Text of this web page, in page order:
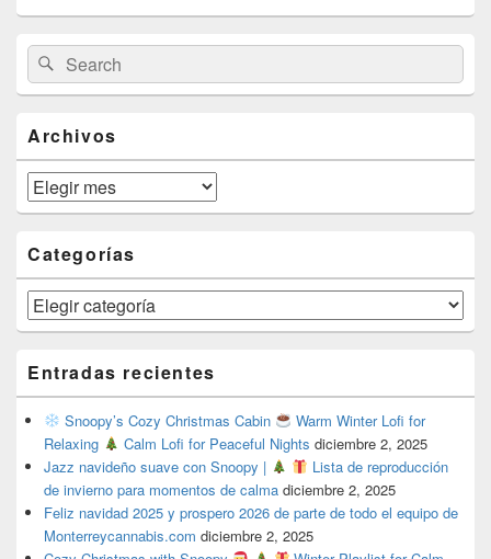
Primary
Sidebar
Widget
Area
Search
for:
Search
Archivos
Archivos
Categorías
Categorías
Entradas recientes
Snoopy’s Cozy Christmas Cabin
Warm Winter Lofi for
Relaxing
Calm Lofi for Peaceful Nights diciembre 2, 2025
Jazz navideño suave con Snoopy |
Lista de reproducción
de invierno para momentos de calma diciembre 2, 2025
Feliz navidad 2025 y prospero 2026 de parte de todo el equipo de
Monterreycannabis.com diciembre 2, 2025